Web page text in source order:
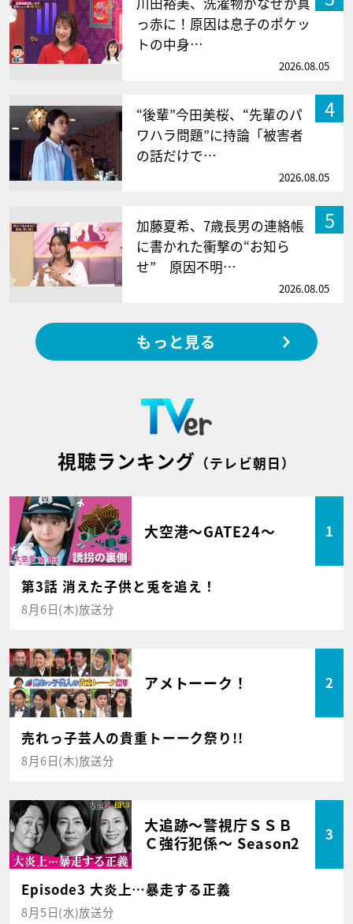
っ赤に！原因は息子のポケッ
トの中身…
2026.08.05
4
“後輩”今田美桜、“先輩のパ
ワハラ問題”に持論「被害者
の話だけで…
2026.08.05
5
加藤夏希、7歳長男の連絡帳
に書かれた衝撃の“お知ら
せ” 原因不明…
2026.08.05
もっと見る
視聴ランキング （テレビ朝日）
大空港～GATE24～ 1
第3話 消えた子供と兎を追え！
8月6日(木)放送分
アメトーーク！ 2
売れっ子芸人の貴重トーーク祭り!!
8月6日(木)放送分
大追跡～警視庁ＳＳＢ
Ｃ強行犯係～ Season2
3
Episode3 大炎上…暴走する正義
8月5日(水)放送分